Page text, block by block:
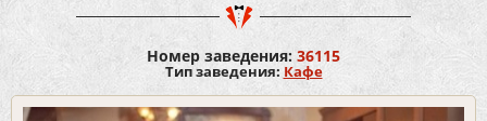
Номер заведения: 36115
Тип заведения: Кафе